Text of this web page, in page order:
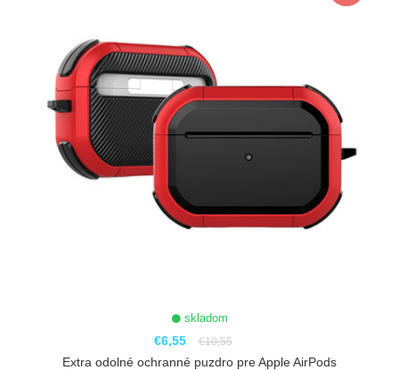
skladom
€6,55 €10,55
Extra odolné ochranné puzdro pre Apple AirPods